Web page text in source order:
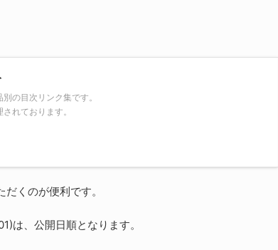
の目次リンク集です。
れております。
くのが便利です。
は、公開日順となります。